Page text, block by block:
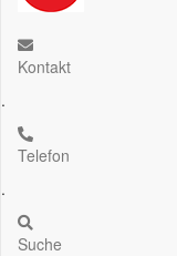
Kontakt
.
Telefon
.
Suche